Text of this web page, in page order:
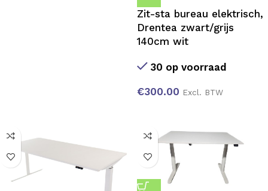
Zit-sta bureau elektrisch,
Drentea zwart/grijs
140cm wit
30 op voorraad
€300.00 Excl. BTW